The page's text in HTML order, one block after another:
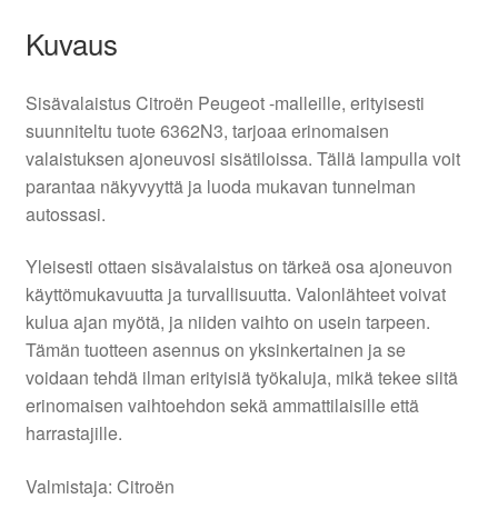
Kuvaus
Sisävalaistus Citroën Peugeot -malleille, erityisesti
suunniteltu tuote 6362N3, tarjoaa erinomaisen
valaistuksen ajoneuvosi sisätiloissa. Tällä lampulla voit
parantaa näkyvyyttä ja luoda mukavan tunnelman
autossasi.
Yleisesti ottaen sisävalaistus on tärkeä osa ajoneuvon
käyttömukavuutta ja turvallisuutta. Valonlähteet voivat
kulua ajan myötä, ja niiden vaihto on usein tarpeen.
Tämän tuotteen asennus on yksinkertainen ja se
voidaan tehdä ilman erityisiä työkaluja, mikä tekee siitä
erinomaisen vaihtoehdon sekä ammattilaisille että
harrastajille.
Valmistaja: Citroën